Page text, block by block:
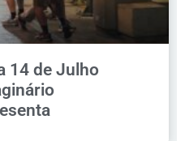
14 de Julho